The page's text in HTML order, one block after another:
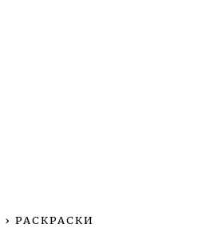
› РАСКРАСКИ